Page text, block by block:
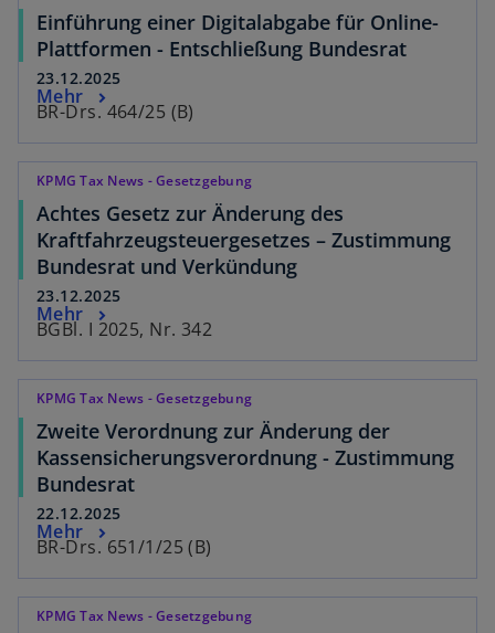
Einführung einer Digitalabgabe für Online-
Plattformen - Entschließung Bundesrat
23.12.2025
BR-Drs. 464/25 (B)
Mehr
KPMG Tax News - Gesetzgebung
Achtes Gesetz zur Änderung des
Kraftfahrzeugsteuergesetzes – Zustimmung
Bundesrat und Verkündung
23.12.2025
BGBl. I 2025, Nr. 342
Mehr
KPMG Tax News - Gesetzgebung
Zweite Verordnung zur Änderung der
Kassensicherungsverordnung - Zustimmung
Bundesrat
22.12.2025
BR-Drs. 651/1/25 (B)
Mehr
KPMG Tax News - Gesetzgebung